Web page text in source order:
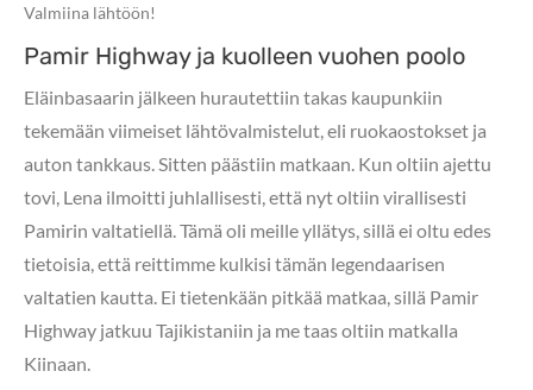
Valmiina lähtöön!
Pamir Highway ja kuolleen vuohen poolo
Eläinbasaarin jälkeen hurautettiin takas kaupunkiin
tekemään viimeiset lähtövalmistelut, eli ruokaostokset ja
auton tankkaus. Sitten päästiin matkaan. Kun oltiin ajettu
tovi, Lena ilmoitti juhlallisesti, että nyt oltiin virallisesti
Pamirin valtatiellä. Tämä oli meille yllätys, sillä ei oltu edes
tietoisia, että reittimme kulkisi tämän legendaarisen
valtatien kautta. Ei tietenkään pitkää matkaa, sillä Pamir
Highway jatkuu Tajikistaniin ja me taas oltiin matkalla
Kiinaan.